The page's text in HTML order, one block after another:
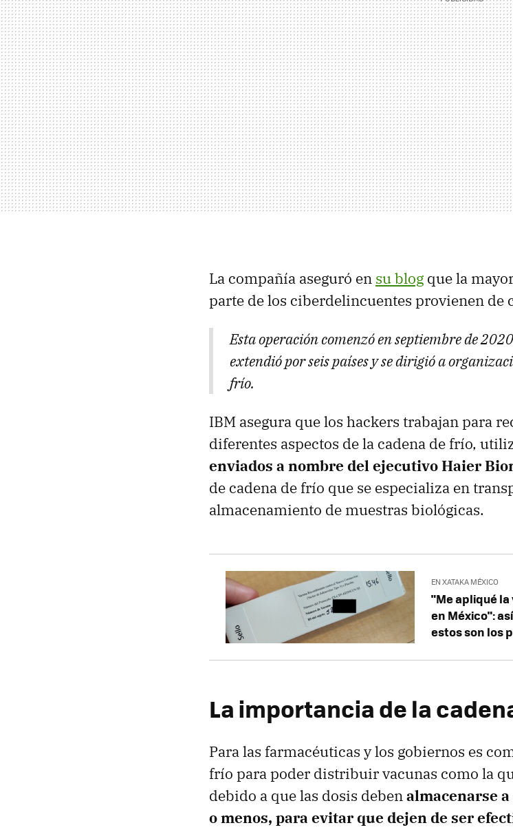
La compañía aseguró en su blog que la
parte de los ciberdelincuentes provienen de
Esta operación comenzó en septiembre de
extendió por seis países y se dirigió a
frío.
IBM asegura que los hackers trabajan para
diferentes aspectos de la cadena de frío,
enviados a nombre del ejecutivo Haier
de cadena de frío que se especializa en
almacenamiento de muestras biológicas.
EN XATAKA MÉXICO
"Me apliqué la
en México":
estos son los
La importancia de la
Para las farmacéuticas y los gobiernos es
frío para poder distribuir vacunas como la
debido a que las dosis debenalmacenarse
o menos, para evitar que dejen de ser